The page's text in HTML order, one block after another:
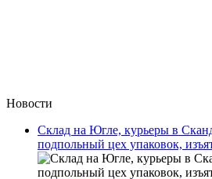
Новости
Склад на Югле, курьеры в
подпольный цех упаковок,